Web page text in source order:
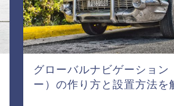
グローバルナビゲーション
ー）の作り方と設置方法を